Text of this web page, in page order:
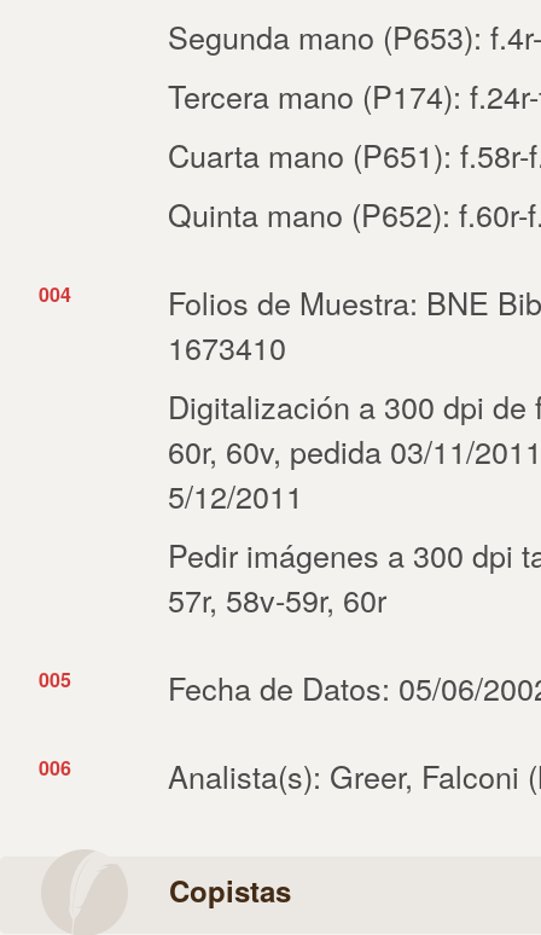
Segunda mano (P653):
Tercera mano (P174):
Cuarta mano (P651): f.58r-
Quinta mano (P652): f.60r-
004
Folios de Muestra: BNE
1673410
Digitalización a 300 dpi de
60r, 60v, pedida 03/11/
5/12/2011
Pedir imágenes a 300 dpi
57r, 58v-59r, 60r
005 Fecha de Datos: 05/06/
006 Analista(s): Greer, Falconi
Copistas